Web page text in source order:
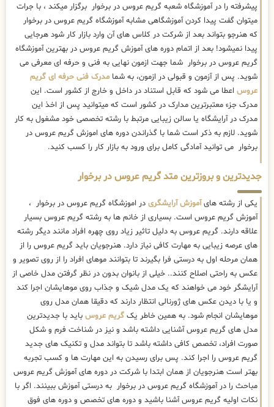
پیشرفته را در آموزشگاه شعبه گریم عروس در برخوار برگزار میکند ، با جرات
میتوان گفت پیدا کردن آموزشگاهی مشابه آموزشگاه گریم عروس در برخوار
که هنرجو بتواند بعد از شرکت در کلاس های آن وارد بازار کار شود هرجایی
پیدا نمیشود! بعد از اتمام دوره های آموزش گریم عروس در بهترین آموزشگاه
گریم عروس در برخوار شما جهت ازمون نهایی به فنی و حرفه ای معرفی می
شوید. پس از آزمون و قبولی در ازمون، به شما مدرک فنی حرفه ای گریم
عروس اعطا می شود که قابل استناد در داخل و خارج از کشور است. این
مدرک جزء معتبرترین مدارک در کشور است که میتوانید پس از اخذ این
مدرک در آرایشگاه یا سالن زیبایی مرتبط با رشته تخصصی خود مشغول به کار
شوید. لازم به ذکر است شما با گذراندن دوره های اموزش گریم عروس در
برخوار می توانید آمادگی کامل برای ورود به بازار کار را کسب کنید.
جدیدترین و بروزترین متد گریم عروس در برخوار
یکی از رشته هایآموزش آرایشگری در اموزشگاه گریم عروس در برخوار ،
آموزش گریم عروس است. بسیاری از خانم ها به رشته گریم عروس بسیار
علاقه دارند. گریم عروس به دلیل تاثیر زیاد روی چهره افراد مانند دیگر رشته
های عرصه زیبایی به مهارت کافی نیاز دارد. هنرجویان باید گریم عروس را از
همان مرحله اول به درستی فرا بگیرند تا بتوانند موهای افراد را از روی تصویر و
عکس به راحتی اصلاح کنند.. خیلی از بانوان بدون در نظر گرفتن مدل خاصی از
آرایشگر خود می خواهند که یک مدل شیک و جذاب روی موهایشان اجرا کند
و یا با دیدن عکس های ژورنالی انتظار دارند که دقیقا همان مدل روی
موهایشان انجام شود. به همین خاطر یک گریم عروس باید با جدیدترین
مدل های گریم عروس آشنایی داشته باشد و نیز در شناخت فرم و شکل
صورت افراد، تخصص کافی داشته باشد تا بتواند مدل و تکنیک های جدید
گریم عروس را اجرا کند. پس برای رسیدن به این مهارت ها و کسب تجربه
بهتر است هنرجویان از همان ابتدا با شرکت در دوره های آموزش گریم عروس
مباحث را در آموزشگاه گریم عروس در برخوار به درستی آموزش ببینند. اگر با
نکات اولیه گریم عروس آشنا باشید و دوره های تخصص و دوره های فوق